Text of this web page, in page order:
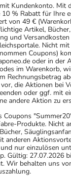
Kundenkonto. Mit
% Rabatt für Ihre
von 49 €
Artikel, Bücher,
und
Nicht mit
Coupons)
oder in der
im Warenkorb,
Rechnungsbetrag
die Aktionen bei
oder ggf. mit
andere Aktion zu
Coupons
Produkte. Nicht
anderen
nur einzulösen
Gültig: 27.07.2026
Wir behalten uns